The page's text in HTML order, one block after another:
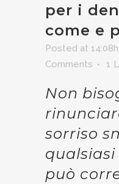
per i
come e
Posted at 14:08h
Comments
1
Non
sorriso
può